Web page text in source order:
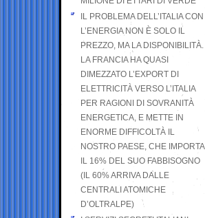
IL PROBLEMA DELL’ITALIA CON
L’ENERGIA NON È SOLO IL
PREZZO, MA LA DISPONIBILITÀ.
LA FRANCIA HA QUASI
DIMEZZATO L’EXPORT DI
ELETTRICITÀ VERSO L’ITALIA
PER RAGIONI DI SOVRANITÀ
ENERGETICA, E METTE IN
ENORME DIFFICOLTÀ IL
NOSTRO PAESE, CHE IMPORTA
IL 16% DEL SUO FABBISOGNO
(IL 60% ARRIVA DALLE
CENTRALI ATOMICHE
D’OLTRALPE)